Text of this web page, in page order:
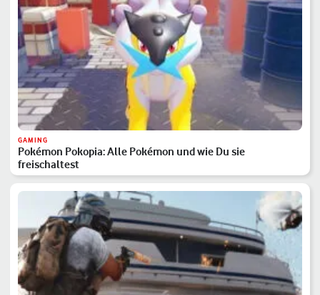
GAMING
Pokémon Pokopia: Alle Pokémon und wie Du sie
freischaltest